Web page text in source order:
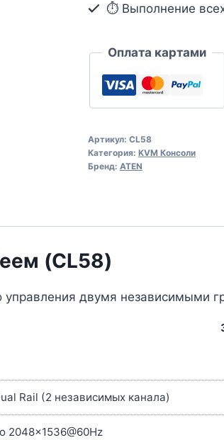
ЖК
Dual
и
поддержкой
периферии
⏱ Выполнение всех
Оплата картами
Артикул: CL58
Категория: KVM Консоли
Бренд: ATEN
(CL58)
двумя независимыми
Rail (2 независимых канала)
2048×1536@60Hz